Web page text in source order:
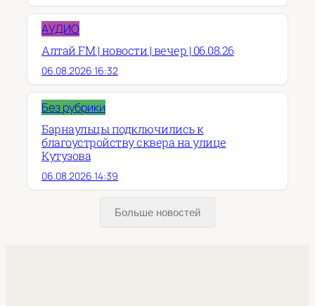
АУДИО
Алтай FM | новости | вечер | 06.08.26
06.08.2026 16:32
Без рубрики
Барнаульцы подключились к
благоустройству сквера на улице
Кутузова
06.08.2026 14:39
Больше новостей